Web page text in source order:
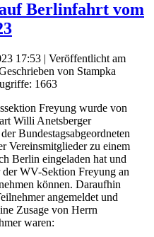
Berlinfahrt vom
17:53 | Veröffentlicht am
von Stampka
1663
Freyung wurde von
Willi Anetsberger
Bundestagsabgeordneten
Vereinsmitglieder zu einem
Berlin eingeladen hat und
WV-Sektion Freyung an
können. Daraufhin
angemeldet und
Zusage von Herrn
waren: